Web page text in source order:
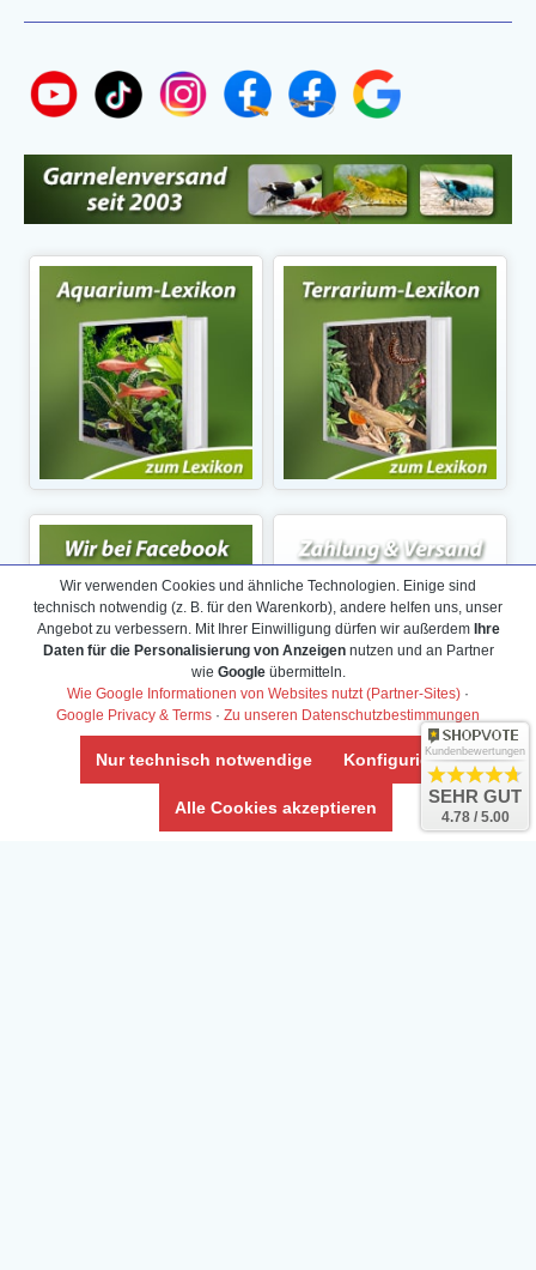
Wir verwenden Cookies und ähnliche Technologien. Einige sind
technisch notwendig (z. B. für den Warenkorb), andere helfen uns, unser
Angebot zu verbessern. Mit Ihrer Einwilligung dürfen wir außerdem Ihre
Daten für die Personalisierung von Anzeigennutzen und an Partner
wie Googleübermitteln.
Wie Google Informationen von Websites nutzt (Partner-Sites) ·
Google Privacy & Terms · Zu unseren Datenschutzbestimmungen
Nur technisch notwendige Konfigurieren
Alle Cookies akzeptieren
Kundenbewertungen
SEHR GUT
4.78 / 5.00